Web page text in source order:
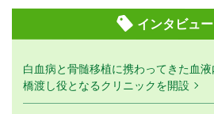
インタビュ
白血病と骨髄移植に携わってきた血
橋渡し役となるクリニックを開設